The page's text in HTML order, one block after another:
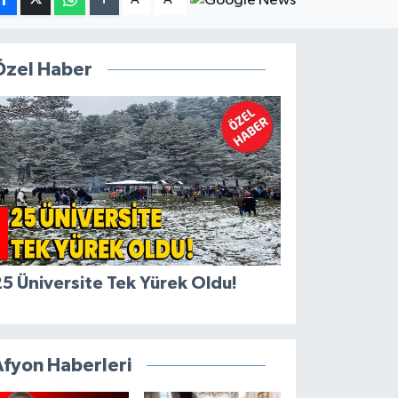
Haber
Üniversite Tek Yürek Oldu!
Haberleri